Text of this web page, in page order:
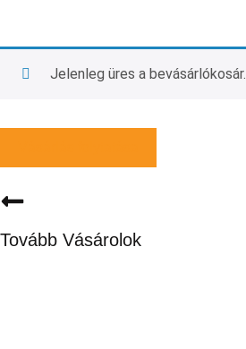
Jelenleg üres a bevásárlókosár.
Tovább Vásárolok